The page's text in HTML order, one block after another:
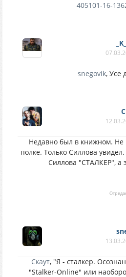
405101-16-
snegovik, Усе
Недавно был в книжном. Не
полке. Только Силлова
Силлова "СТАЛКЕР", а
Скаут, "Я - сталкер.
"Stalker-Online" или